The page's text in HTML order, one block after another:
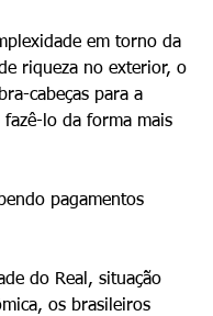
em torno da
riqueza no exterior, o
cabeças para a
fazê-lo da forma mais
pagamentos
do Real, situação
os brasileiros